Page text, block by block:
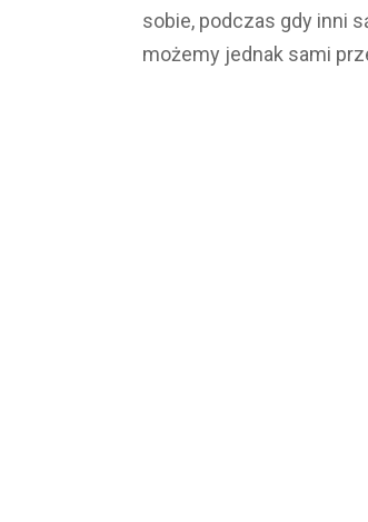
sobie, podczas gdy inni
możemy jednak sami